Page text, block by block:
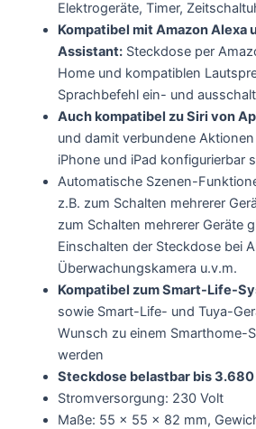
Elektrogeräte, Timer,
Kompatibel mit Amazon Alexa
Assistant:Steckdose per
Home und kompatiblen
Sprachbefehl ein- und
Auch kompatibel zu Siri von
und damit verbundene
iPhone und iPad konfigurierbar
Automatische Szenen-
z.B. zum Schalten mehrerer
zum Schalten mehrerer Geräte
Einschalten der Steckdose bei
Überwachungskamera u.v.m.
Kompatibel zum Smart-Life-
sowie Smart-Life- und Tuya-
Wunsch zu einem Smarthome-
werden
Steckdose belastbar bis 3.680
Stromversorgung: 230 Volt
Maße: 55 x 55 x 82 mm,